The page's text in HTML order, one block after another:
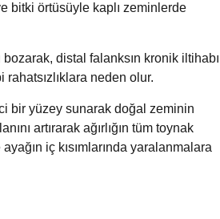
bitki örtüsüyle kaplı zeminlerde
distal falanksın kronik
rahatsızlıklara neden olur.
bir yüzey sunarak doğal zeminin
artırarak ağırlığın tüm toynak
iç kısımlarında yaralanmalara